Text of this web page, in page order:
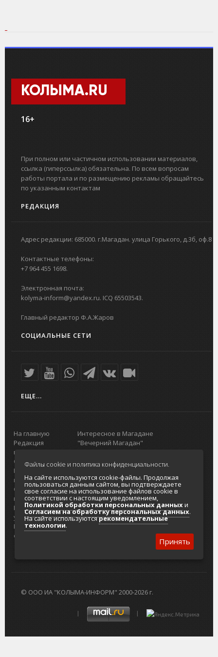
КОЛЫМА.RU
16+
При полном или частичном использовании материалов,
ссылка (гиперссылка) обязательна. По всем вопросам
работы портала и по размещению рекламы обращайтесь
по указанным контактам
РЕДАКЦИЯ
Адрес редакции: 685000. г.Магадан. улица Горького, д.3б, оф.8
Контактные телефоны:
+7 964 455 1698.
Электронная почта:
kolyma-inform@yandex.ru. ICQ 65503543.
Главный редактор Ф.А.Жаров
СОЦИАЛЬНЫЕ СЕТИ
ЕЩЕ...
На главную
Редакция
портала
О проекте
Реклама на
портале
Отзывы и
предложения
Интернет-
услуги
Разработка
сайтов
Интересное в Магадане
"Вечерний Магадан"
Городская доска объявлений
Реклама
Главный туристический портал
Колымы
Политика в отношении обработки
персональных данных
Согласие на обработку персональных
данных
© ООО ИА "КОЛЫМА-ИНФОРМ" 2000-2026 г.
Файлы cookie и политика конфиденциальности.
На сайте используются cookie-файлы. Продолжая
пользоваться данным сайтом, вы подтверждаете
свое согласие на использование файлов cookie в
соответствии с настоящим уведомлением,
Политикой обработки персональных данныхи
Согласием на обработку персональных данных.
На сайте используютсярекомендательные
технологии.
Принять